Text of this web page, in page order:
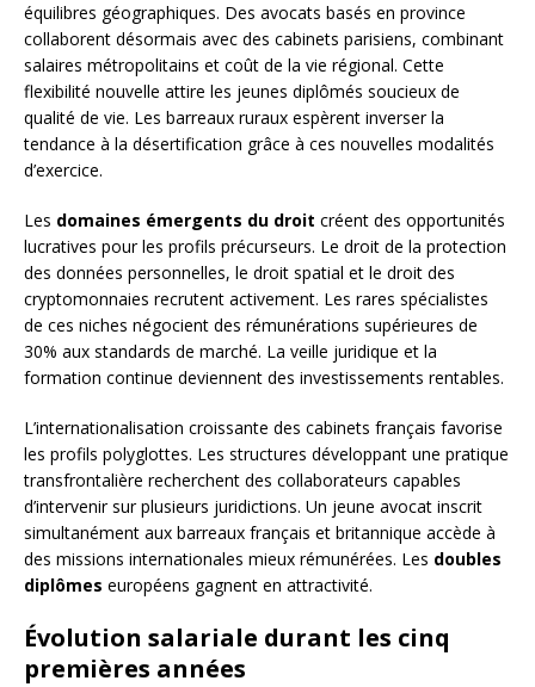
équilibres géographiques. Des avocats basés en province
collaborent désormais avec des cabinets parisiens, combinant
salaires métropolitains et coût de la vie régional. Cette
flexibilité nouvelle attire les jeunes diplômés soucieux de
qualité de vie. Les barreaux ruraux espèrent inverser la
tendance à la désertification grâce à ces nouvelles modalités
d’exercice.
Les domaines émergents du droit créent des opportunités
lucratives pour les profils précurseurs. Le droit de la protection
des données personnelles, le droit spatial et le droit des
cryptomonnaies recrutent activement. Les rares spécialistes
de ces niches négocient des rémunérations supérieures de
30% aux standards de marché. La veille juridique et la
formation continue deviennent des investissements rentables.
L’internationalisation croissante des cabinets français favorise
les profils polyglottes. Les structures développant une pratique
transfrontalière recherchent des collaborateurs capables
d’intervenir sur plusieurs juridictions. Un jeune avocat inscrit
simultanément aux barreaux français et britannique accède à
des missions internationales mieux rémunérées. Les doubles
diplômes européens gagnent en attractivité.
Évolution salariale durant les cinq
premières années